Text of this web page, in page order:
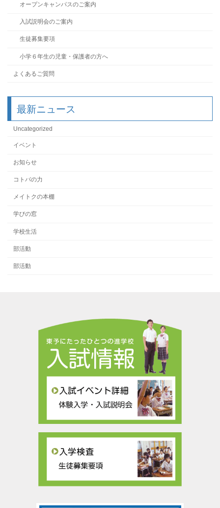
オープンキャンパスのご案内
入試説明会のご案内
生徒募集要項
小学６年生の児童・保護者の方へ
よくあるご質問
最新ニュース
Uncategorized
イベント
お知らせ
コトバの力
メイトクの本棚
学びの窓
学校生活
部活動
部活動